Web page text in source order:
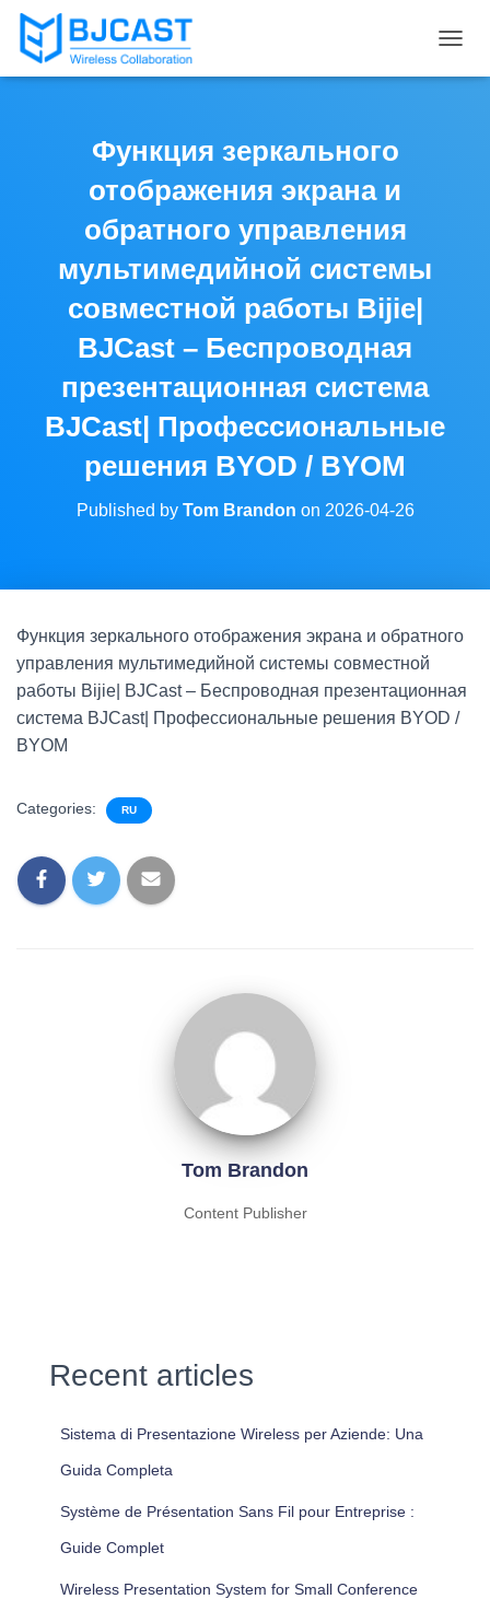
O
Функция зеркального
отображения экрана и
обратного управления
мультимедийной системы
совместной работы Bijie|
BJCast – Беспроводная
презентационная система
BJCast| Профессиональные
решения BYOD / BYOM
Published by Tom Brandon on 2026-04-26
Функция зеркального отображения экрана и обратного
управления мультимедийной системы совместной
работы Bijie| BJCast – Беспроводная презентационная
система BJCast| Профессиональные решения BYOD /
BYOM
Categories: RU
Tom Brandon
Content Publisher
Recent articles
Sistema di Presentazione Wireless per Aziende: Una
Guida Completa
Système de Présentation Sans Fil pour Entreprise :
Guide Complet
Wireless Presentation System for Small Conference